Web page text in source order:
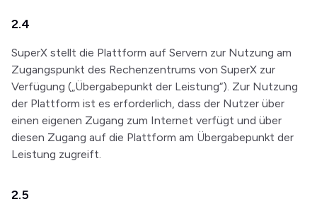
2.4
SuperX stellt die Plattform auf Servern zur Nutzung am
Zugangspunkt des Rechenzentrums von SuperX zur
Verfügung („Übergabepunkt der Leistung“). Zur Nutzung
der Plattform ist es erforderlich, dass der Nutzer über
einen eigenen Zugang zum Internet verfügt und über
diesen Zugang auf die Plattform am Übergabepunkt der
Leistung zugreift.
2.5